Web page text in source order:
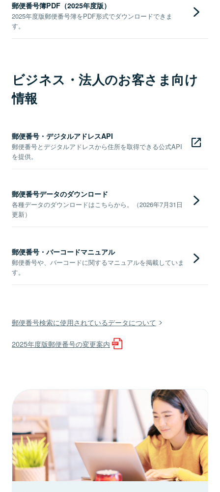
郵便番号簿PDF（2025年度版）
2025年度版郵便番号簿をPDF形式でダウンロードできま
す。
ビジネス・法人のお客さま向け
情報
郵便番号・デジタルアドレスAPI
郵便番号とデジタルアドレスから住所を取得できる公式API
を提供。
郵便番号データのダウンロード
各種データのダウンロードはこちらから。（2026年7月31日
更新）
郵便番号・バーコードマニュアル
郵便番号や、バーコードに関するマニュアルを掲載していま
す。
郵便番号検索に使用されているデータについて
2025年度版郵便番号の変更案内